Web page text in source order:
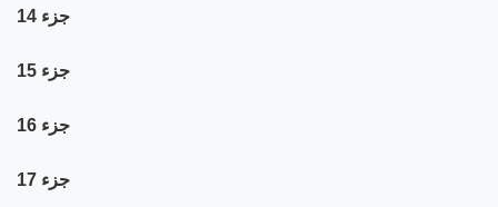
جزء 14
جزء 15
جزء 16
جزء 17